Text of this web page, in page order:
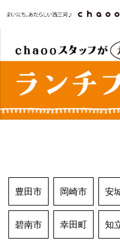
キ
豊田市 岡崎市 安
碧南市 幸田町 知